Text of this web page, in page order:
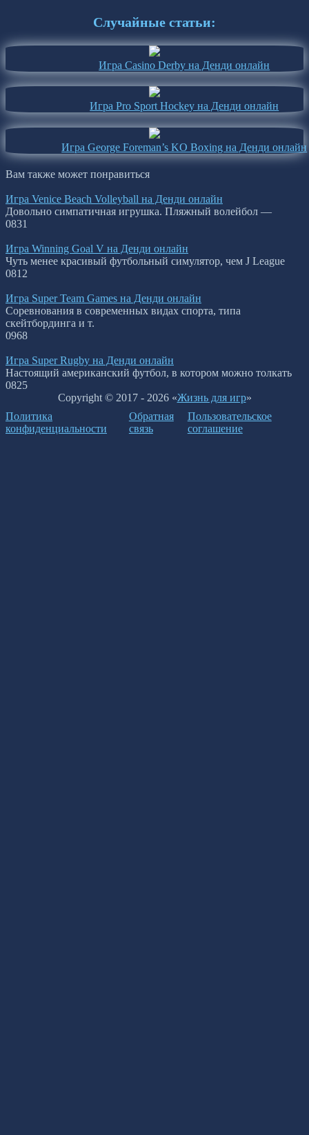
Случайные статьи:
Игра Casino Derby на Денди онлайн
Игра Pro Sport Hockey на Денди онлайн
Игра George Foreman’s KO Boxing на Денди онлайн
Вам также может понравиться
Игра Venice Beach Volleyball на Денди онлайн
Довольно симпатичная игрушка. Пляжный волейбол —
0831
Игра Winning Goal V на Денди онлайн
Чуть менее красивый футбольный симулятор, чем J League
0812
Игра Super Team Games на Денди онлайн
Соревнования в современных видах спорта, типа
скейтбординга и т.
0968
Игра Super Rugby на Денди онлайн
Настоящий американский футбол, в котором можно толкать
0825
Copyright © 2017 - 2026 «Жизнь для игр»
Политика
конфиденциальности
Обратная
связь
Пользовательское
соглашение